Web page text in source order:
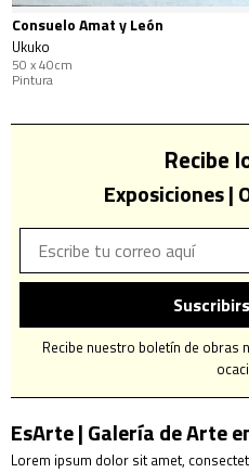
Consuelo Amat y León
Ukuko
50 x 40cm
Pintura
Recibe
Exposiciones |
Recibe nuestro boletín de obras
EsArte | Galería de Arte
Lorem ipsum dolor sit amet,